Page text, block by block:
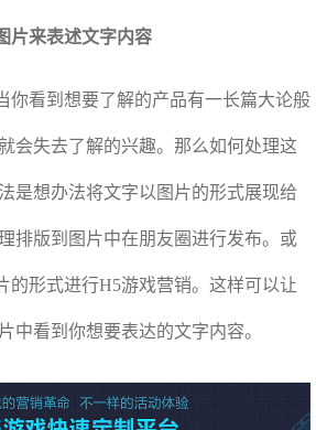
片来表述文字内容
你看到想要了解的产品有一长篇大论般
会失去了解的兴趣。那么如何处理这
是想办法将文字以图片的形式展现给
排版到图片中在朋友圈进行发布。或
的形式进行H5游戏营销。这样可以让
中看到你想要表达的文字内容。